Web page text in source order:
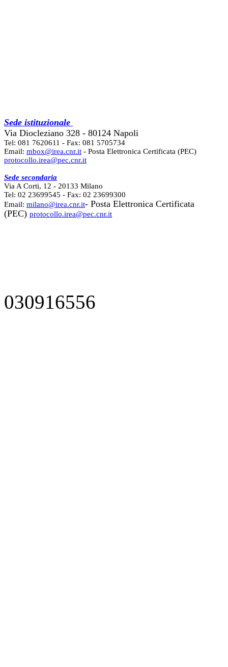
Sede istituzionale
Via Diocleziano 328 - 80124 Napoli
Tel: 081 7620611 - Fax: 081 5705734
Email: mbox@irea.cnr.it - Posta Elettronica Certificata (PEC)
protocollo.irea@pec.cnr.it
Sede secondaria
Via A Corti, 12 - 20133 Milano
Tel: 02 23699545 - Fax: 02 23699300
Email: milano@irea.cnr.it- Posta Elettronica Certificata
(PEC) protocollo.irea@pec.cnr.it
030916556